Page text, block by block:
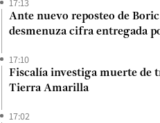
17:13
Ante nuevo reposteo de
desmenuza cifra entregada
17:10
Fiscalía investiga muerte de
Tierra Amarilla
17:02